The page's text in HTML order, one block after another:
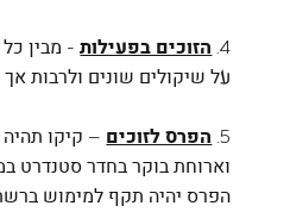
4. הזוכים בפעילות- מבין כל
על שיקולים שונים ולרבות אך
5. הפרס לזוכים – קיקו
וארוחת בוקר בחדר סטנדרט
הפרס יהיה תקף למימוש